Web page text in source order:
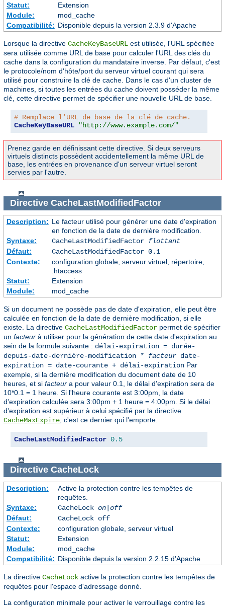
Statut:
Extension
Module:
mod_cache
Compatibilité: Disponible depuis la version 2.3.9 d'Apache
Lorsque la directive CacheKeyBaseURL est utilisée, l'URL spécifiée
sera utilisée comme URL de base pour calculer l'URL des clés du
cache dans la configuration du mandataire inverse. Par défaut, c'est
le protocole/nom d'hôte/port du serveur virtuel courant qui sera
utilisé pour construire la clé de cache. Dans le cas d'un cluster de
machines, si toutes les entrées du cache doivent posséder la même
clé, cette directive permet de spécifier une nouvelle URL de base.
# Remplace l'URL de base de la clé de cache.
CacheKeyBaseURL
"http://www.example.com/"
Prenez garde en définissant cette directive. Si deux serveurs
virtuels distincts possèdent accidentellement la même URL de
base, les entrées en provenance d'un serveur virtuel seront
servies par l'autre.
Directive CacheLastModifiedFactor
Description: Le facteur utilisé pour générer une date d'expiration
en fonction de la date de dernière modification.
Syntaxe:
CacheLastModifiedFactor flottant
Défaut:
CacheLastModifiedFactor 0.1
Contexte:
configuration globale, serveur virtuel, répertoire,
.htaccess
Statut:
Extension
Module:
mod_cache
Si un document ne possède pas de date d'expiration, elle peut être
calculée en fonction de la date de dernière modification, si elle
existe. La directive CacheLastModifiedFactor permet de spécifier
un facteur à utiliser pour la génération de cette date d'expiration au
sein de la formule suivante : délai-expiration = durée-
depuis-date-dernière-modification * facteur date-
expiration = date-courante + délai-expiration Par
exemple, si la dernière modification du document date de 10
heures, et si facteur a pour valeur 0.1, le délai d'expiration sera de
10*0.1 = 1 heure. Si l'heure courante est 3:00pm, la date
d'expiration calculée sera 3:00pm + 1 heure = 4:00pm. Si le délai
d'expiration est supérieur à celui spécifié par la directive
CacheMaxExpire , c'est ce dernier qui l'emporte.
CacheLastModifiedFactor 0.5
Directive CacheLock
Description:
Active la protection contre les tempêtes de
requêtes.
Syntaxe:
CacheLock on|off
Défaut:
CacheLock off
Contexte:
configuration globale, serveur virtuel
Statut:
Extension
Module:
mod_cache
Compatibilité: Disponible depuis la version 2.2.15 d'Apache
La directive CacheLock active la protection contre les tempêtes de
requêtes pour l'espace d'adressage donné.
La configuration minimale pour activer le verrouillage contre les